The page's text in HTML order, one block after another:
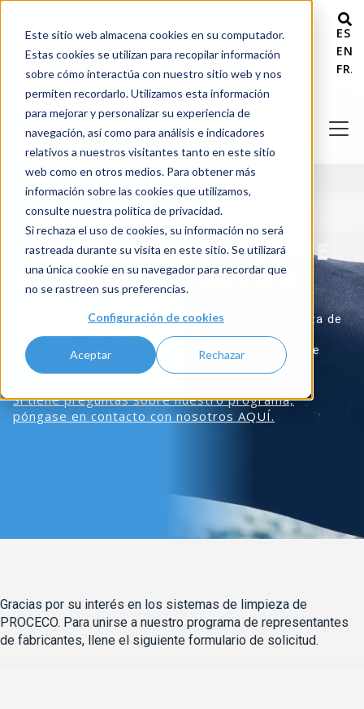
Este sitio web almacena cookies en su computador.
Estas cookies se utilizan para recopilar información
sobre cómo interactúa con nuestro sitio web y nos
permiten recordarlo. Utilizamos esta información
para mejorar y personalizar su experiencia de
navegación, así como para análisis e indicadores
relativos a nuestros visitantes tanto en este sitio
web como en otros medios. Para obtener más
información sobre las cookies que utilizamos,
consulte nuestra política de privacidad.
Si rechaza el uso de cookies, su información no será
rastreada durante su visita en este sitio. Se utilizará
una única cookie en su navegador para recordar que
no se rastreen sus preferencias.
Configuración de cookies
Aceptar Rechazar
CONVIÉRTASE EN
REPRESENTANTE / AGENTE
DE VENTAS DE PROCECO
Gracias por su interés en los sistemas de limpieza de
PROCECO. Para unirse a nuestro programa de
representantes de fabricantes, rellene el siguiente
formulario de solicitud.
Si tiene preguntas sobre nuestro programa,
póngase en contacto con nosotros AQUÍ.
Gracias por su interés en los sistemas de limpieza de
PROCECO. Para unirse a nuestro programa de representantes
de fabricantes, llene el siguiente formulario de solicitud.